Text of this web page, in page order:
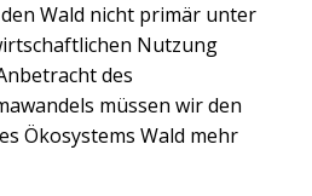
Wald nicht primär unter
Nutzung
des
müssen wir den
Ökosystems Wald mehr